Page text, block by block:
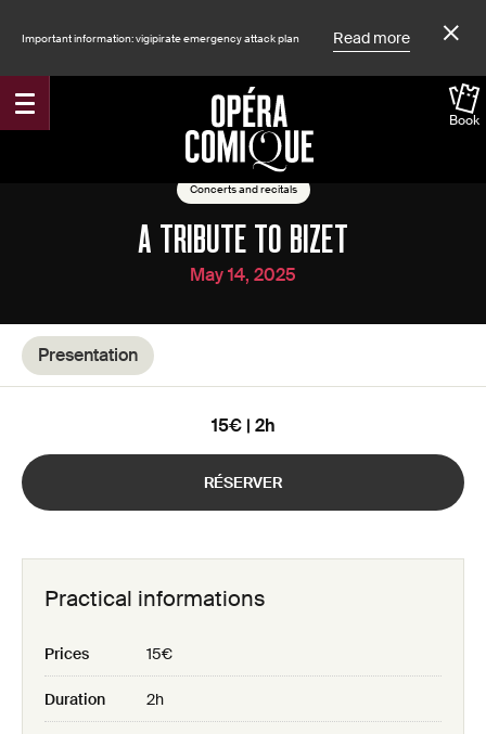
Important information: vigipirate emergency attack plan Read more
Book
Accueil
Concerts and recitals
A TRIBUTE TO BIZET
May 14, 2025
Presentation
15€ | 2h
RÉSERVER
Practical informations
Prices 15€
Duration 2h